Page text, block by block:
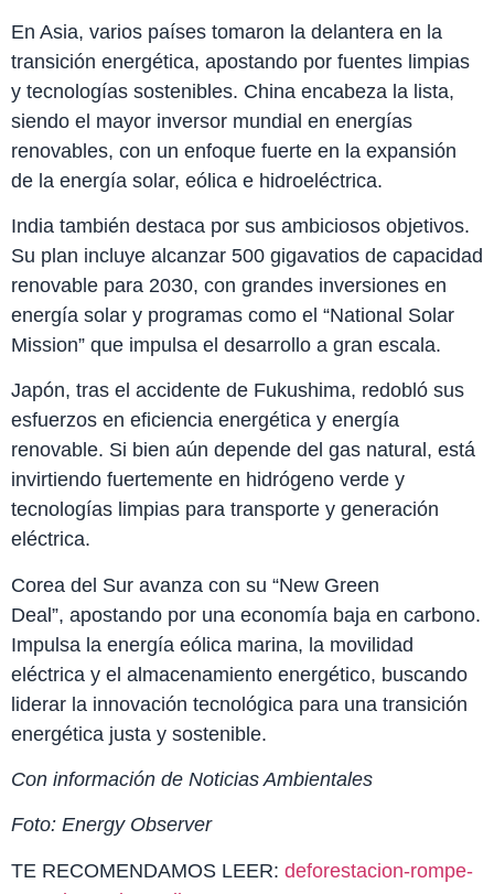
En Asia, varios países tomaron la delantera en la
transición energética, apostando por fuentes limpias
y tecnologías sostenibles. China encabeza la lista,
siendo el mayor inversor mundial en energías
renovables, con un enfoque fuerte en la expansión
de la energía solar, eólica e hidroeléctrica.
India también destaca por sus ambiciosos objetivos.
Su plan incluye alcanzar 500 gigavatios de capacidad
renovable para 2030, con grandes inversiones en
energía solar y programas como el “National Solar
Mission” que impulsa el desarrollo a gran escala.
Japón, tras el accidente de Fukushima, redobló sus
esfuerzos en eficiencia energética y energía
renovable. Si bien aún depende del gas natural, está
invirtiendo fuertemente en hidrógeno verde y
tecnologías limpias para transporte y generación
eléctrica.
Corea del Sur avanza con su “New Green
Deal”, apostando por una economía baja en carbono.
Impulsa la energía eólica marina, la movilidad
eléctrica y el almacenamiento energético, buscando
liderar la innovación tecnológica para una transición
energética justa y sostenible.
Con información de Noticias Ambientales
Foto: Energy Observer
TE RECOMENDAMOS LEER: deforestacion-rompe-